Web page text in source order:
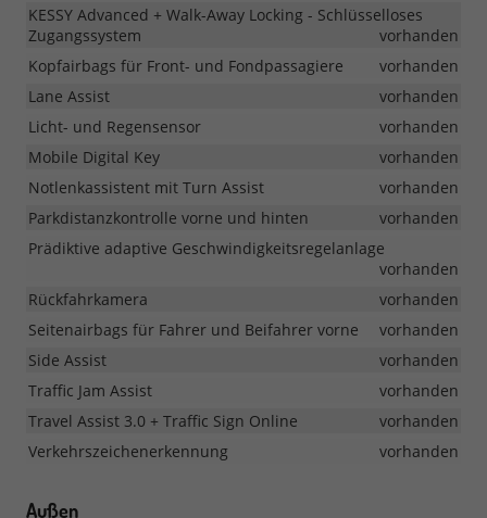
KESSY Advanced + Walk-Away Locking - Schlüsselloses
Zugangssystem
vorhanden
Kopfairbags für Front- und Fondpassagiere
vorhanden
Lane Assist
vorhanden
Licht- und Regensensor
vorhanden
Mobile Digital Key
vorhanden
Notlenkassistent mit Turn Assist
vorhanden
Parkdistanzkontrolle vorne und hinten
vorhanden
Prädiktive adaptive Geschwindigkeitsregelanlage
vorhanden
Rückfahrkamera
vorhanden
Seitenairbags für Fahrer und Beifahrer vorne
vorhanden
Side Assist
vorhanden
Traffic Jam Assist
vorhanden
Travel Assist 3.0 + Traffic Sign Online
vorhanden
Verkehrszeichenerkennung
vorhanden
Außen